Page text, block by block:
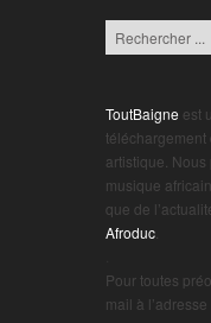
ToutBaigne est
artistique.
musique
que de
Afroduc
Pour toutes
mail à